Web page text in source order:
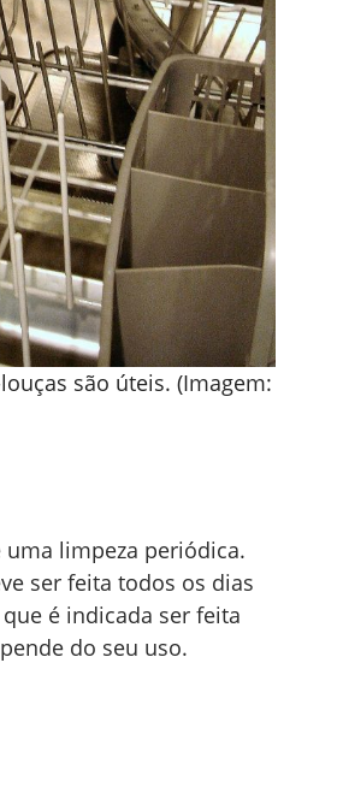
são úteis. (Imagem:
limpeza periódica.
ser feita todos os dias
é indicada ser feita
do seu uso.